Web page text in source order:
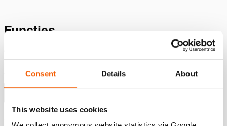
Consent Details About
This website uses cookies
Functies
Vonkvrij; Veilig alternatief voor slijpen